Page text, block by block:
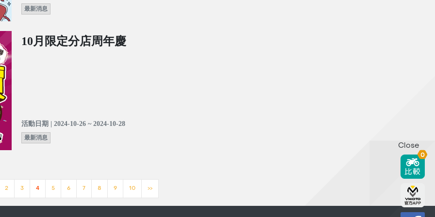
最新消息
10月限定分店周年慶
活動日期 | 2024-10-26 ~ 2024-10-28
最新消息
2 3 4 5 6 7 8 9 10 >>
Close
0